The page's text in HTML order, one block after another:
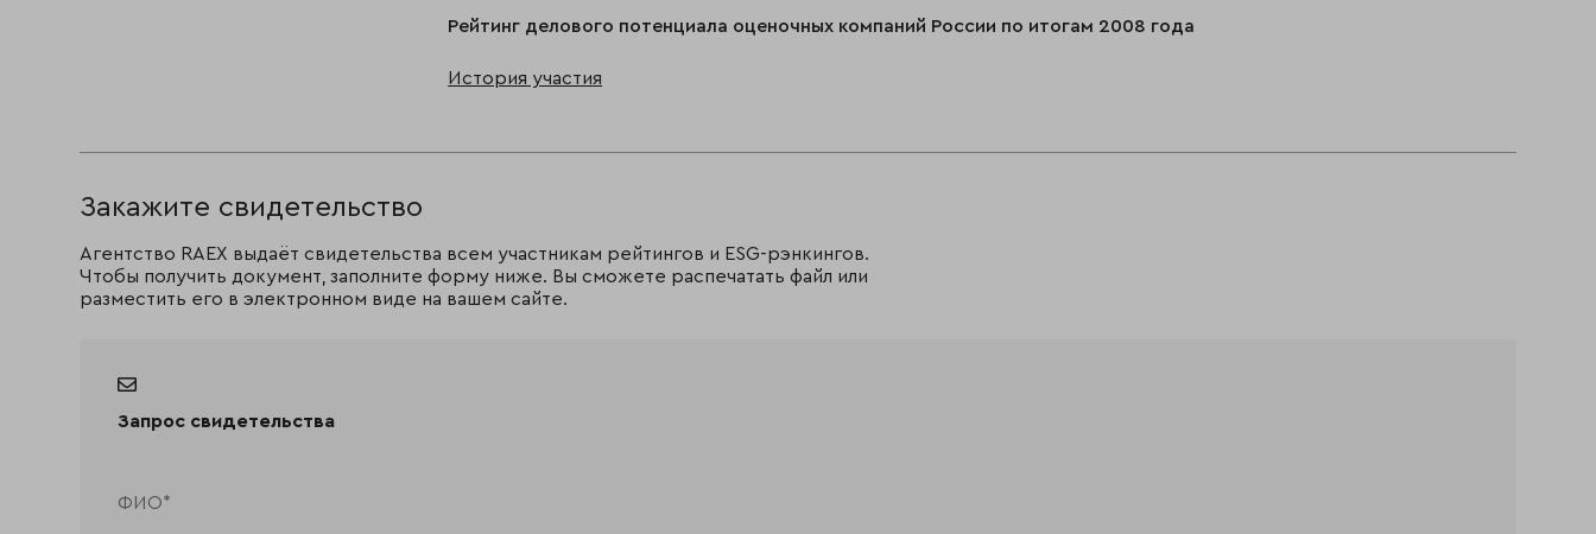
Рейтинг делового потенциала оценочных компаний России по итогам 2008 года
История участия
Закажите свидетельство
Агентство RAEX выдаёт свидетельства всем участникам рейтингов и ESG-рэнкингов.
Чтобы получить документ, заполните форму ниже. Вы сможете распечатать файл или
разместить его в электронном виде на вашем сайте.
Запрос свидетельства